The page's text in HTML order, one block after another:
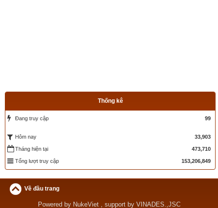
Đang truy cập 99
Tổng lượt truy cập 153,206,849